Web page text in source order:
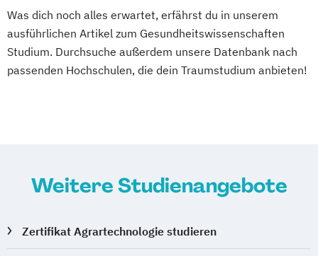
Tourismusbetriebswirt:in
Tourismusmarketing
Vegane:r Ernährungsberater:in
Wedding Planer
Was dich noch alles erwartet, erfährst du in unserem
ausführlichen Artikel zum Gesundheitswissenschaften
Studium. Durchsuche außerdem unsere Datenbank nach
passenden Hochschulen, die dein Traumstudium anbieten!
Weitere Studienangebote
Zertifikat Agrartechnologie studieren